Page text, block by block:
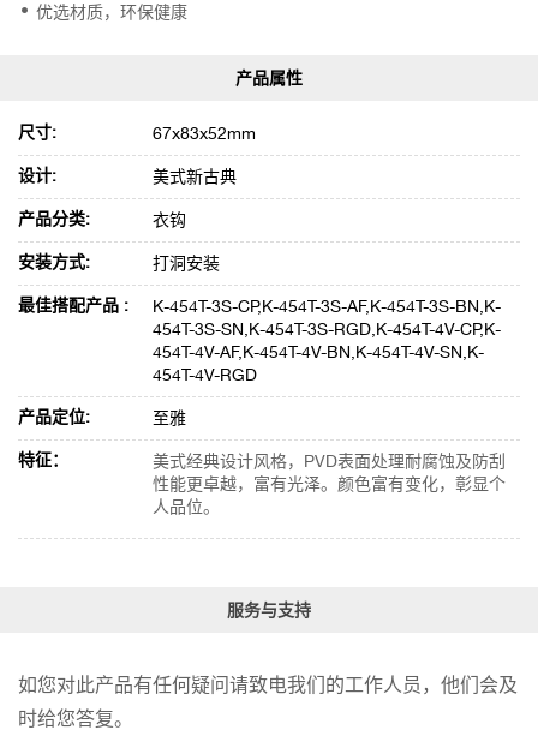
优选材质，环保健康
尺寸: 67x83x52mm
设计: 美式新古典
产品分类: 衣钩
安装方式: 打洞安装
最佳搭配产品 :
K-454T-3S-CP,K-454T-3S-AF,K-454T-3S-BN,K-
454T-3S-SN,K-454T-3S-RGD,K-454T-4V-CP,K-
454T-4V-AF,K-454T-4V-BN,K-454T-4V-SN,K-
454T-4V-RGD
产品定位: 至雅
特征：
美式经典设计风格，PVD表面处理耐腐蚀及防刮
性能更卓越，富有光泽。颜色富有变化，彰显个
人品位。
服务与支持
如您对此产品有任何疑问请致电我们的工作人员，他们会及
时给您答复。